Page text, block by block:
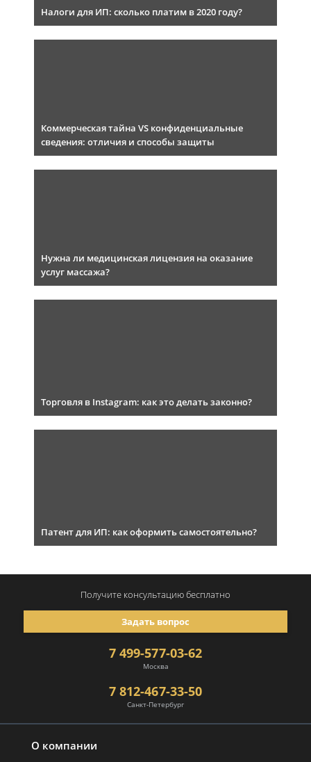
Налоги для ИП: сколько платим в 2020 году?
Коммерческая тайна VS конфиденциальные
сведения: отличия и способы защиты
Нужна ли медицинская лицензия на оказание
услуг массажа?
Торговля в Instagram: как это делать законно?
Патент для ИП: как оформить самостоятельно?
О компании
7 499-577-03-62
Москва
7 812-467-33-50
Санкт-Петербург
Задать вопрос
Получите консультациюбесплатно